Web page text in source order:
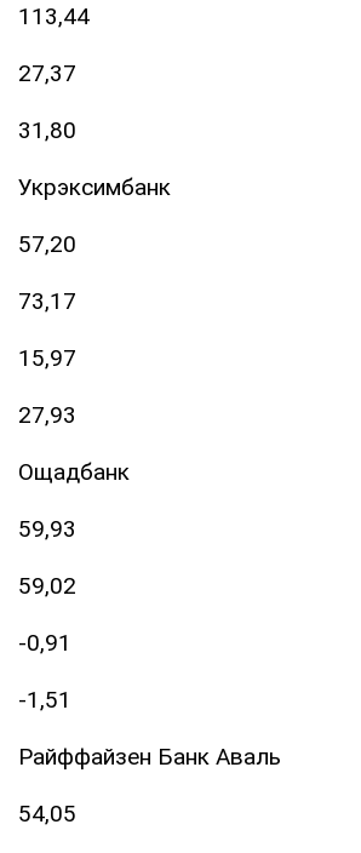
113,44
27,37
31,80
Укрэксимбанк
57,20
73,17
15,97
27,93
Ощадбанк
59,93
59,02
-0,91
-1,51
Райффайзен Банк Аваль
54,05